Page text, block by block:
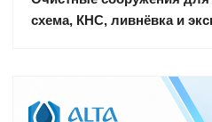
схема, КНС, ливнёвка и